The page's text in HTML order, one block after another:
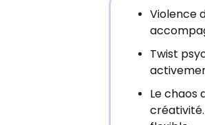
Violence
Twist
Le chaos